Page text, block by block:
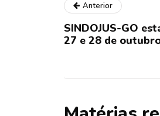
Anterior
SINDOJUS-GO
27 e 28 de